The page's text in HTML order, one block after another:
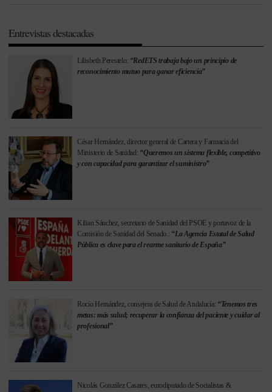
Entrevistas destacadas
Lilisbeth Perestelo: “RedETS trabaja bajo un principio de
reconocimiento mutuo para ganar eficiencia”
César Hernández, director general de Cartera y Farmacia del
Ministerio de Sanidad: “Queremos un sistema flexible, competitivo
y con capacidad para garantizar el suministro”
Kilian Sánchez, secretario de Sanidad del PSOE y portavoz de la
Comisión de Sanidad del Senado.: “La Agencia Estatal de Salud
Pública es clave para el rearme sanitario de España”
Rocío Hernández, consejera de Salud de Andalucía: “Tenemos tres
metas: más salud; recuperar la confianza del paciente y cuidar al
profesional”
Nicolás González Casares, eurodiputado de Socialistas &